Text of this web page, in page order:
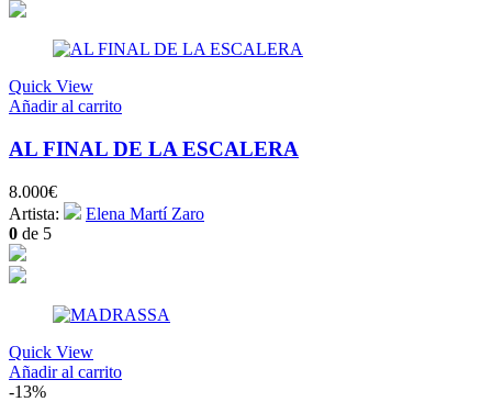
Quick View
Añadir al carrito
AL FINAL DE LA ESCALERA
8.000€
Artista:
Elena Martí Zaro
0 de 5
Quick View
Añadir al carrito
-13%